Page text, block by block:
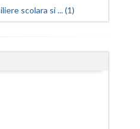
scolara si ... (1)